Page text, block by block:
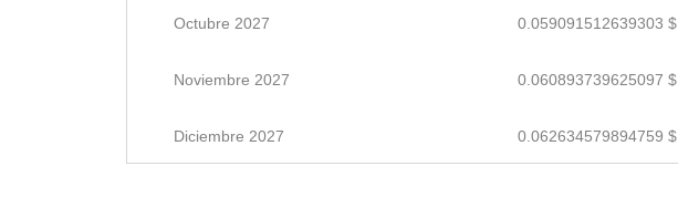
Octubre 2027 0.059091512639303 $
Noviembre 2027 0.060893739625097 $
Diciembre 2027 0.062634579894759 $